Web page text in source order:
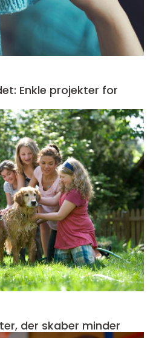
Enkle projekter for
der skaber minder